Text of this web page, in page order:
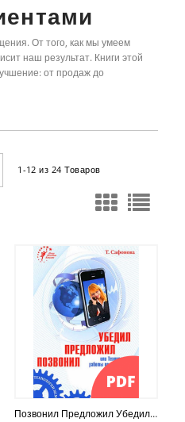
От того, как мы умеем
наш результат. Книги этой
от продаж до
1-12 из 24 Товаров
Позвонил Предложил Убедил (PDF)